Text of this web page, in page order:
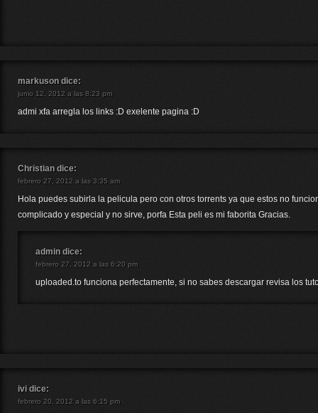
markuson dice:
junio 12, 2012 a las 8:23 pm
admi xfa arregla los links :D exelente pagina :D
Christian dice:
febrero 27, 2012 a las 3:35 am
Hola puedes subirla la pelicula pero con otros torrents ya que estos no
complicado y especial y no sirve, porfa Esta peli es mi faborita Gracias.
admin dice:
febrero 27, 2012 a las 6:20 pm
uploaded.to funciona perfectamente, si no sabes descargar revisa los
ivi dice:
febrero 20, 2012 a las 6:15 pm